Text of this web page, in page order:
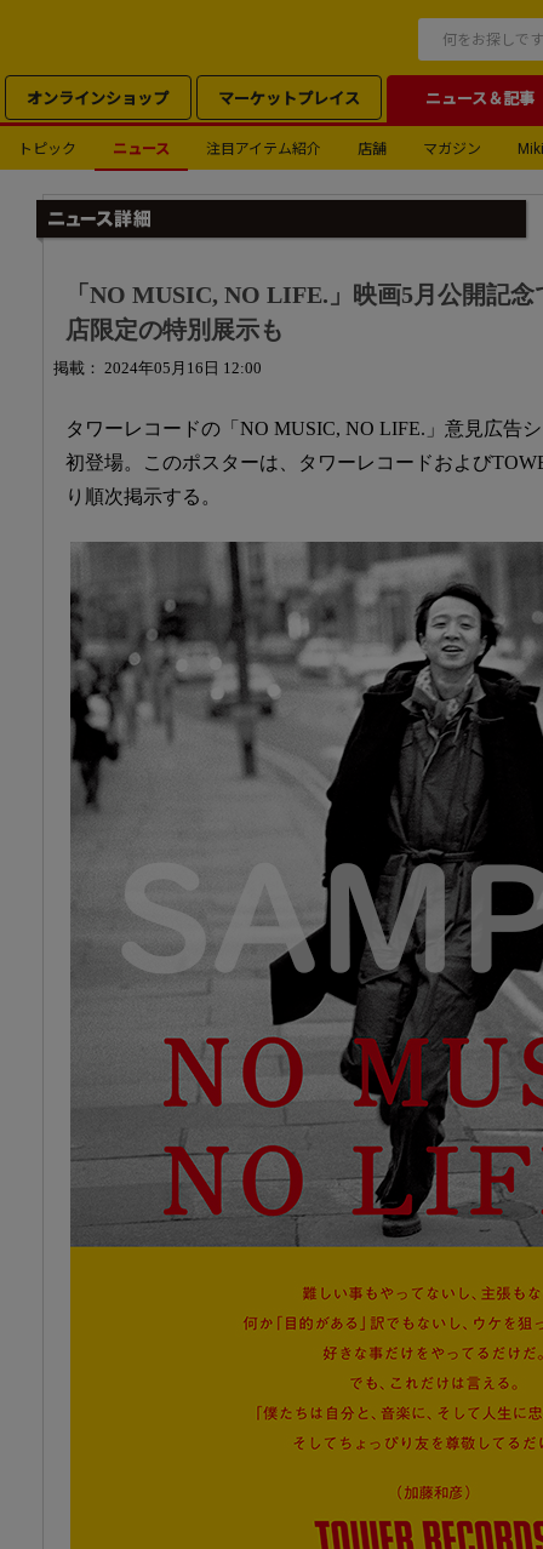
オンラインショップ マーケットプレイス ニュース＆記事
トピック ニュース 注目アイテム紹介 店舗 マガジン
「NO MUSIC, NO LIFE.」映画5月公開記
店限定の特別展示も
掲載： 2024年05月16日 12:00
タワーレコードの「NO MUSIC, NO LIFE.」意見広告
初登場。このポスターは、タワーレコードおよび
り順次掲示する。